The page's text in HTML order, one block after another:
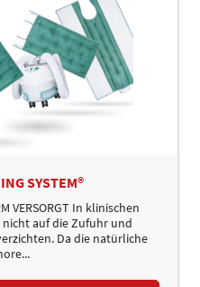
SYSTEM®
VERSORGT In klinischen
auf die Zufuhr und
Da die natürliche